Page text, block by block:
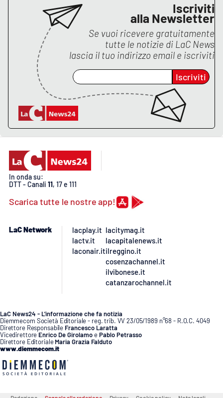
Iscriviti
alla Newsletter
Se vuoi ricevere gratuitamente
tutte le notizie di LaC News
lascia il tuo indirizzo email e iscriviti
Iscriviti
In onda su:
DTT - Canali 11, 17 e 111
Scarica tutte le nostre app!
LaC Network
lacplay.it
lactv.it
laconair.it
lacitymag.it
lacapitalenews.it
ilreggino.it
cosenzachannel.it
ilvibonese.it
catanzarochannel.it
LaC News24 - L’informazione che fa notizia
Diemmecom Società Editoriale - reg. trib. VV 23/05/1989 n°68 - R.O.C. 4049
Direttore Responsabile Francesco Laratta
Vicedirettore Enrico De GirolamoePablo Petrasso
Direttore Editoriale Maria Grazia Falduto
www.diemmecom.it